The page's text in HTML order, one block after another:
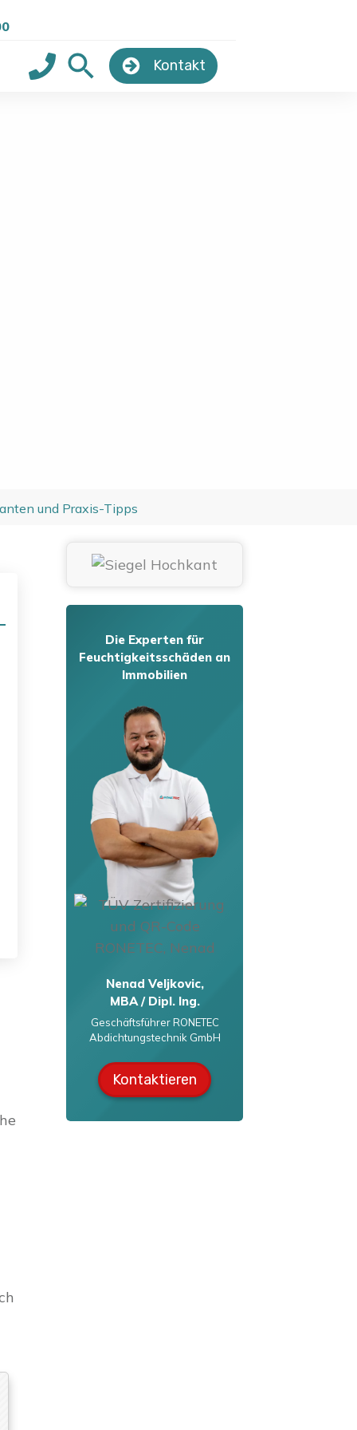
Kontakt
und Praxis-Tipps
Die Experten für
Feuchtigkeitsschäden an
Immobilien
Nenad Veljkovic,
MBA / Dipl. Ing.
Geschäftsführer RONETEC
Abdichtungstechnik GmbH
Kontaktieren